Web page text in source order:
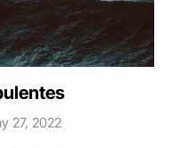
27, 2022